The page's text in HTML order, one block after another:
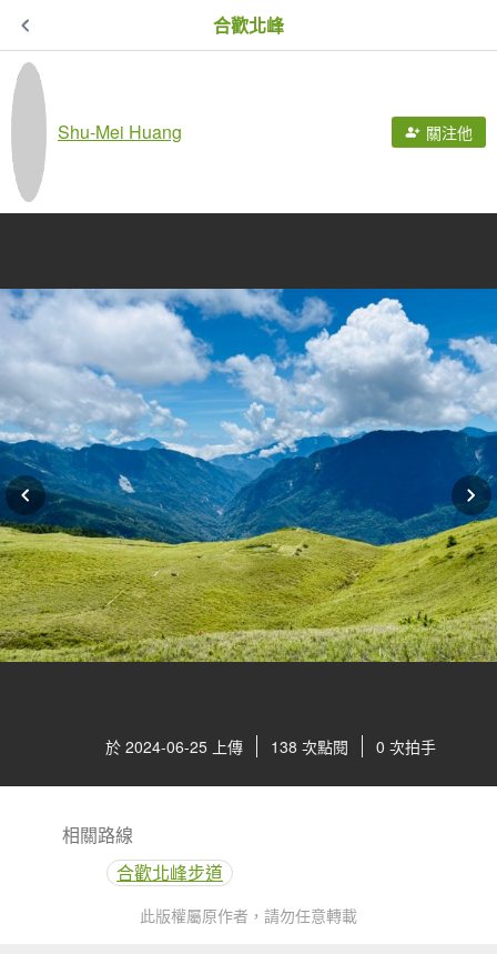
合歡北峰
Shu-Mei Huang 關注他
於 2024-06-25 上傳 138 次點閱 0 次拍手
相關路線
合歡北峰步道
此版權屬原作者，請勿任意轉載